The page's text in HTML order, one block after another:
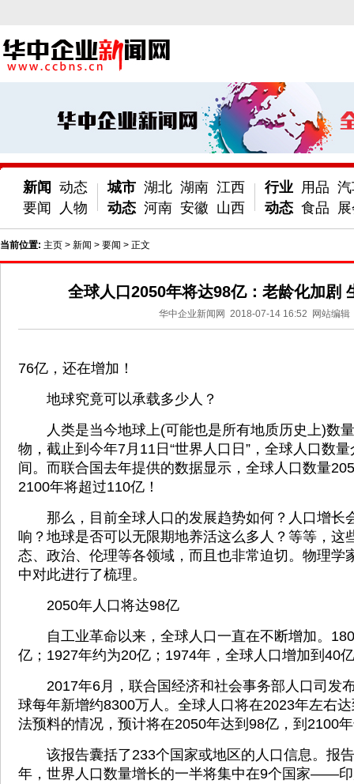
新闻
要闻
动态
人物
城市
动态
湖北 湖南 江西
河南 安徽 山西
行业
动态
用品
食品
当前位置: 主页 > 新闻 > 要闻 > 正文
全球人口2050年将达98亿：老龄化加剧
华中企业新闻网 2018-07-14 16:52 网站编辑
76亿，还在增加！
地球究竟可以承载多少人？
人类是当今地球上(可能也是所有地质历史上)数
物，截止到今年7月11日“世界人口日”，全球人口数
间。而联合国去年提供的数据显示，全球人口数量
2100年将超过110亿！
那么，目前全球人口的发展趋势如何？人口增长
响？地球是否可以无限期地养活这么多人？等等，这
态、政治、伦理等各领域，而且也非常迫切。物理学
中对此进行了梳理。
2050年人口将达98亿
自工业革命以来，全球人口一直在不断增加。
亿；1927年约为20亿；1974年，全球人口增加到40
2017年6月，联合国经济和社会事务部人口司发
球每年新增约8300万人。全球人口将在2023年左右
法预料的情况，预计将在2050年达到98亿，到2100
该报告囊括了233个国家或地区的人口信息。报
年，世界人口数量增长的一半将集中在9个国家——